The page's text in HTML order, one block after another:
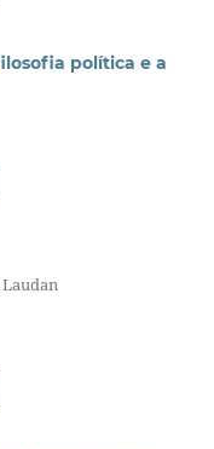
política e a